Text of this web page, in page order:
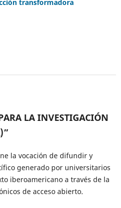
transformadora
LA INVESTIGACIÓN
la vocación de difundir y
generado por universitarios
iberoamericano a través de la
de acceso abierto.